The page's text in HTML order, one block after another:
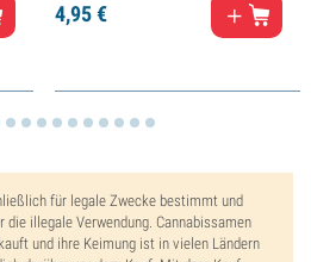
4,95€
für legale Zwecke bestimmt und
die illegale Verwendung. Cannabissamen
und ihre Keimung ist in vielen Ländern